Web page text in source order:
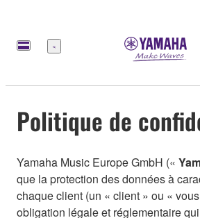
Menu
Politique de
Yamaha Music Europe GmbH («
que la protection des données à
chaque client (un « client » ou «
obligation légale et réglementaire